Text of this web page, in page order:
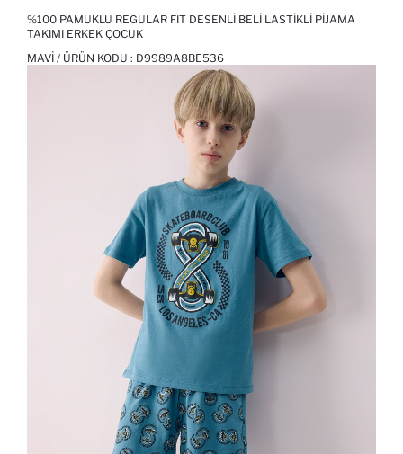
%100 PAMUKLU REGULAR FIT DESENLI BELI LASTIKLI PIJAMA
TAKIMI ERKEK ÇOCUK
MAVI / ÜRÜN KODU : D9989A8BE536